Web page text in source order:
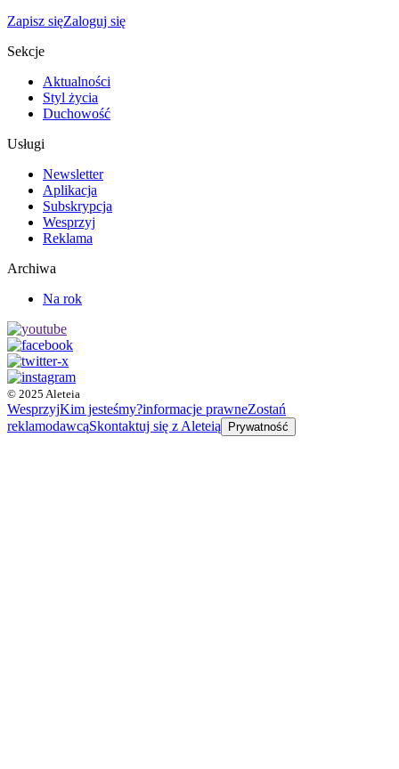
Zapisz sięZaloguj się
Sekcje
Aktualności
Styl życia
Duchowość
Usługi
Newsletter
Aplikacja
Subskrypcja
Wesprzyj
Reklama
Archiwa
Na rok
© 2025 Aleteia
WesprzyjKim jesteśmy?informacje prawneZostań
reklamodawcąSkontaktuj się z Aleteią Prywatność